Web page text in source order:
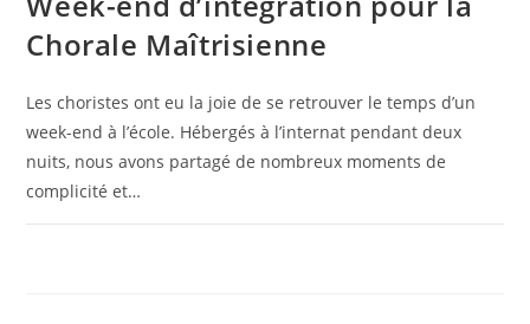
Chorale Maîtrisienne
Les choristes ont eu la joie de se retrouver le temps d’un
week-end à l’école. Hébergés à l’internat pendant deux
nuits, nous avons partagé de nombreux moments de
complicité et…